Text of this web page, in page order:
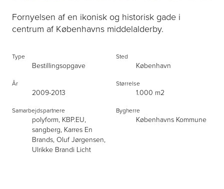
Fornyelsen af en ikonisk og historisk gade i
centrum af Københavns middelalderby.
Type
Bestillingsopgave
Sted
København
År
2009-2013
Størrelse
1.000 m2
Samarbejdspartnere
polyform, KBP.EU,
sangberg, Karres En
Brands, Oluf Jørgensen,
Ulrikke Brandi Licht
Bygherre
Københavns Kommune